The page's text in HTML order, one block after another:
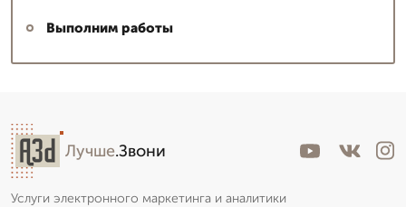
Выполним работы
Лучше.Звони
Услуги электронного маркетинга и аналитики